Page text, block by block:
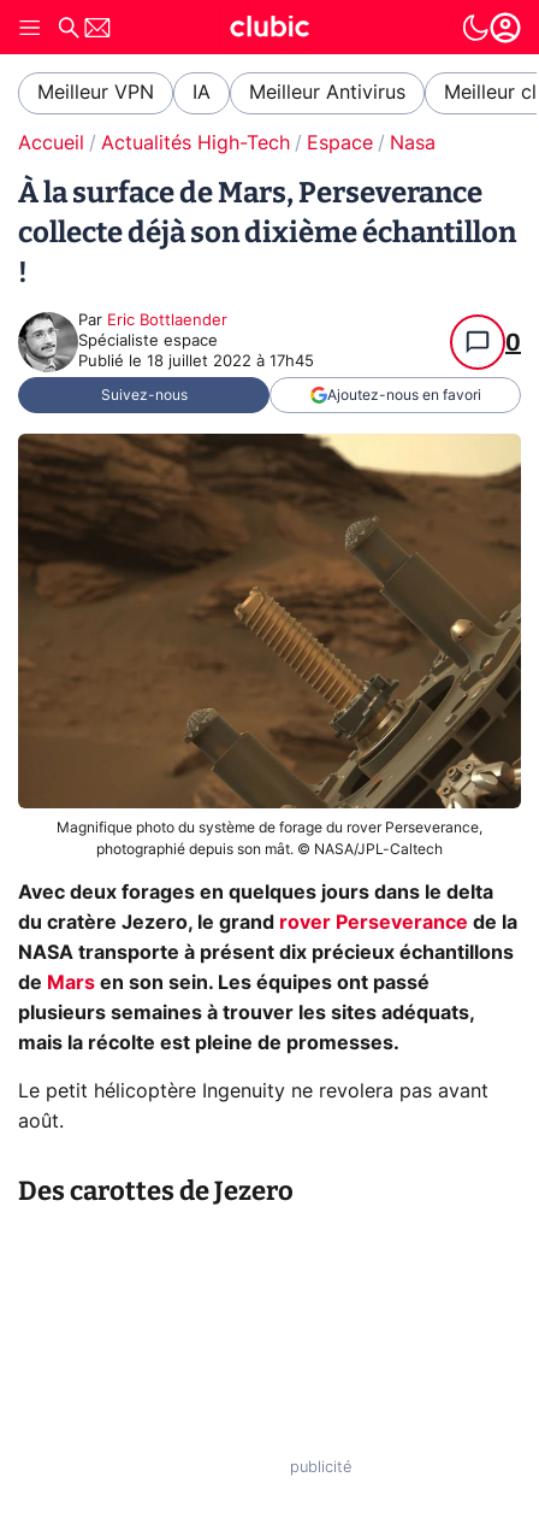
Meilleur VPN IA Meilleur Antivirus Meilleur
Accueil Actualités High-Tech Espace Nasa
À la surface de Mars, Perseverance
collecte déjà son dixième échantillon
!
Par Eric Bottlaender
Spécialiste espace
Publié le 18 juillet 2022 à 17h45
0
Suivez-nous Ajoutez-nous en favori
Magnifique photo du système de forage du rover Perseverance,
photographié depuis son mât. © NASA/JPL-Caltech
Avec deux forages en quelques jours dans le delta
du cratère Jezero, le grand rover Perseverance de la
NASA transporte à présent dix précieux échantillons
de Mars en son sein. Les équipes ont passé
plusieurs semaines à trouver les sites adéquats,
mais la récolte est pleine de promesses.
Le petit hélicoptère Ingenuity ne revolera pas avant
août.
Des carottes de Jezero